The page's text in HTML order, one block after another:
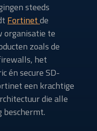
steeds
Fortinetde
organisatie te
zoals de
het
én secure SD-
een krachtige
die alle
beschermt.